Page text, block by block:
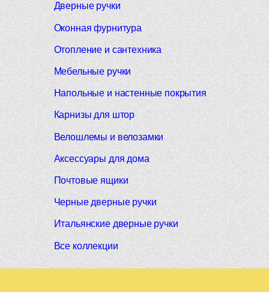
Дверные ручки
Оконная фурнитура
Отопление и сантехника
Мебельные ручки
Напольные и настенные покрытия
Карнизы для штор
Велошлемы и велозамки
Аксессуары для дома
Почтовые ящики
Черные дверные ручки
Итальянские дверные ручки
Все коллекции